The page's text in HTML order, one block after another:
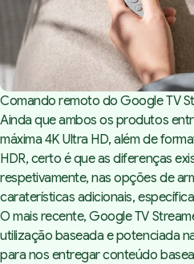
Comando remoto do Google TV
Ainda que ambos os produtos
máxima 4K Ultra HD, além de
HDR, certo é que as diferenças
respetivamente, nas opções de
caraterísticas adicionais,
O mais recente, Google TV
utilização baseada e potenciada
para nos entregar conteúdo